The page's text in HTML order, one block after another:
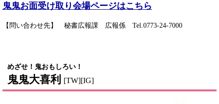
鬼鬼お面受け取り会場ページはこちら
【問い合わせ先】 秘書広報課 広報係 Tel.0773-24-7000
めざせ！鬼おもしろい！
鬼鬼大喜利 [TW][IG]